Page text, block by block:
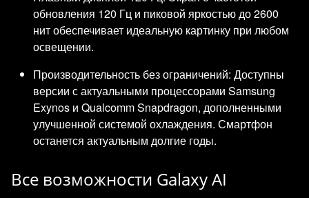
обновления 120 Гц и пиковой яркостью до 2600
нит обеспечивает идеальную картинку при любом
освещении.
Производительность без ограничений: Доступны
версии с актуальными процессорами Samsung
Exynos и Qualcomm Snapdragon, дополненными
улучшенной системой охлаждения. Смартфон
останется актуальным долгие годы.
Все возможности Galaxy AI